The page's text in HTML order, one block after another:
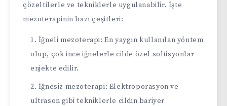
çözeltilerle ve tekniklerle uygulanabilir. İşte
mezoterapinin bazı çeşitleri:
İğneli mezoterapi: En yaygın kullanılan yöntem
olup, çok ince iğnelerle cilde özel solüsyonlar
enjekte edilir.
İğnesiz mezoterapi: Elektroporasyon ve
ultrason gibi tekniklerle cildin bariyer